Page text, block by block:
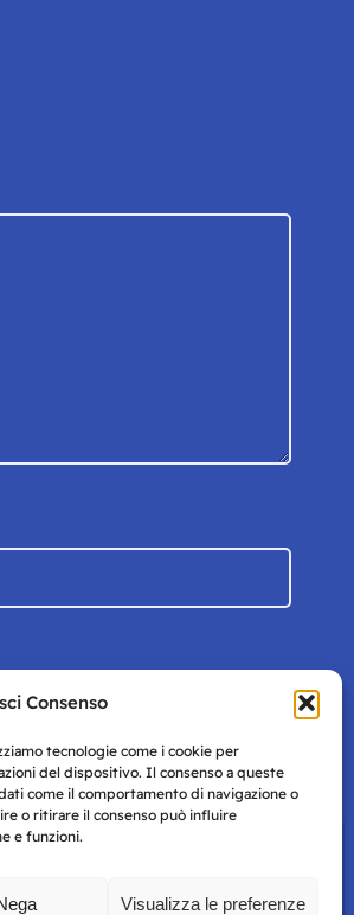
Consenso
tecnologie come i cookie per
del dispositivo. Il consenso a queste
come il comportamento di navigazione o
o ritirare il consenso può influire
e funzioni.
Visualizza le preferenze